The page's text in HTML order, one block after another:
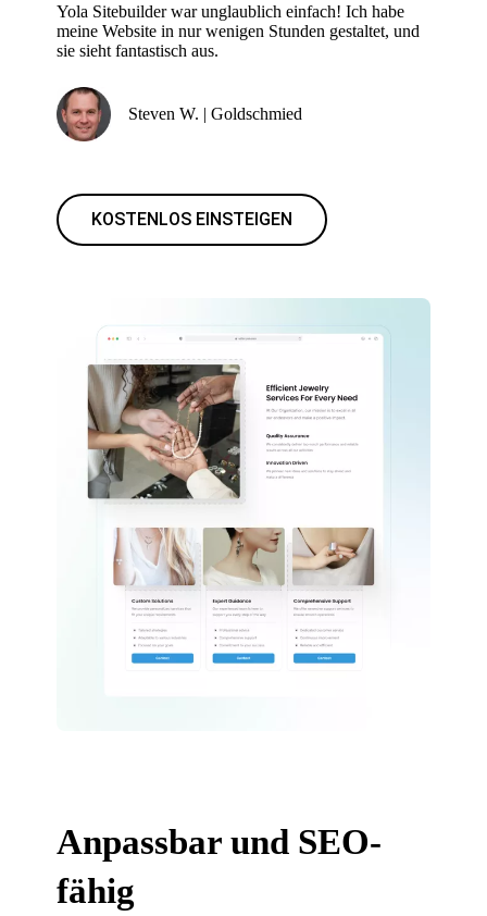
Yola Sitebuilder war unglaublich einfach! Ich habe
meine Website in nur wenigen Stunden gestaltet, und
sie sieht fantastisch aus.
Steven W. | Goldschmied
KOSTENLOS EINSTEIGEN
Anpassbar und SEO-
fähig